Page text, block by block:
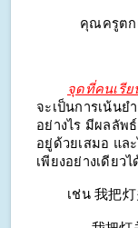
คุณครูตก
จุดที่คนเรี
จะเป็นการเน้นย
อย่างไร มีผลลัพ
อยู่ด้วยเสมอ แล
เพียงอย่างเดียวไ
เช่น 我把灯